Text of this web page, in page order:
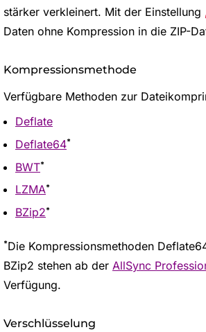
stärker verkleinert. Mit der Einstellung
Daten ohne Kompression in die ZIP-
Kompressionsmethode
Verfügbare Methoden zur
Deflate
Deflate64*
BWT*
LZMA*
BZip2*
*Die Kompressionsmethoden
BZip2 stehen ab der AllSync
Verfügung.
Verschlüsselung